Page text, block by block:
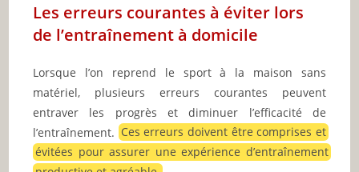
Les erreurs courantes à éviter lors
de l’entraînement à domicile
Lorsque l’on reprend le sport à la maison sans
matériel, plusieurs erreurs courantes peuvent
entraver les progrès et diminuer l’efficacité de
l’entraînement. Ces erreurs doivent être comprises et
évitées pour assurer une expérience d’entraînement